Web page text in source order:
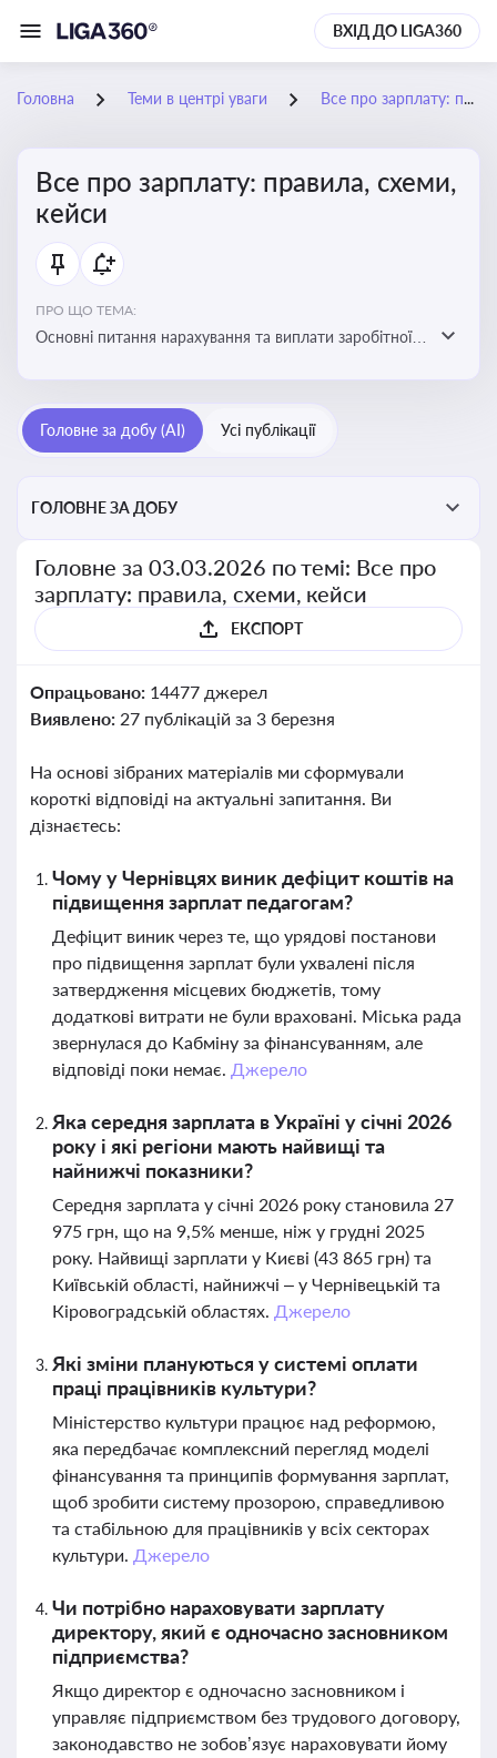
ВХІД ДО LIGA360
Головна Теми в центрі уваги Все про зарплату: правила, схеми, кейси
Все про зарплату: правила, схеми,
кейси
ПРО ЩО ТЕМА:
Основні питання нарахування та виплати заробітної
інформації про можливі схеми зловживань
Головне за добу (AI) Усі публікації
ГОЛОВНЕ ЗА ДОБУ
Головне за 03.03.2026 по темі: Все про
зарплату: правила, схеми, кейси
ЕКСПОРТ
Опрацьовано: 14477 джерел
Виявлено: 27 публікацій за 3 березня
На основі зібраних матеріалів ми сформували
короткі відповіді на актуальні запитання. Ви
дізнаєтесь:
Чому у Чернівцях виник дефіцит коштів на
підвищення зарплат педагогам?
Дефіцит виник через те, що урядові постанови
про підвищення зарплат були ухвалені після
затвердження місцевих бюджетів, тому
додаткові витрати не були враховані. Міська рада
звернулася до Кабміну за фінансуванням, але
відповіді поки немає. Джерело
Яка середня зарплата в Україні у січні 2026
року і які регіони мають найвищі та
найнижчі показники?
Середня зарплата у січні 2026 року становила 27
975 грн, що на 9,5% менше, ніж у грудні 2025
року. Найвищі зарплати у Києві (43 865 грн) та
Київській області, найнижчі – у Чернівецькій та
Кіровоградській областях. Джерело
Які зміни плануються у системі оплати
праці працівників культури?
Міністерство культури працює над реформою,
яка передбачає комплексний перегляд моделі
фінансування та принципів формування зарплат,
щоб зробити систему прозорою, справедливою
та стабільною для працівників у всіх секторах
культури. Джерело
Чи потрібно нараховувати зарплату
директору, який є одночасно засновником
підприємства?
Якщо директор є одночасно засновником і
управляє підприємством без трудового договору,
законодавство не зобов’язує нараховувати йому